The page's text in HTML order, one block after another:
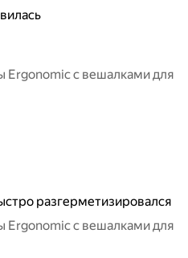
Ergonomic с вешалками для
разгерметизировался
Ergonomic с вешалками для